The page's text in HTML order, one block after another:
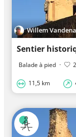
Willem
Balade à pied · 2
11,5 km